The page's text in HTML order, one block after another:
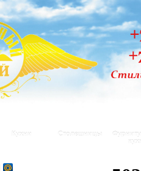
Кухни Столешницы